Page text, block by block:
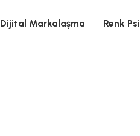
Dijital Markalaşma Renk